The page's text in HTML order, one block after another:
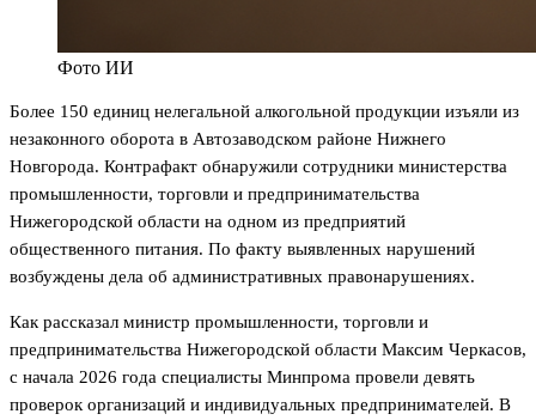
Фото ИИ
Более 150 единиц нелегальной алкогольной продукции изъяли из
незаконного оборота в Автозаводском районе Нижнего
Новгорода. Контрафакт обнаружили сотрудники министерства
промышленности, торговли и предпринимательства
Нижегородской области на одном из предприятий
общественного питания. По факту выявленных нарушений
возбуждены дела об административных правонарушениях.
Как рассказал министр промышленности, торговли и
предпринимательства Нижегородской области Максим Черкасов,
с начала 2026 года специалисты Минпрома провели девять
проверок организаций и индивидуальных предпринимателей. В